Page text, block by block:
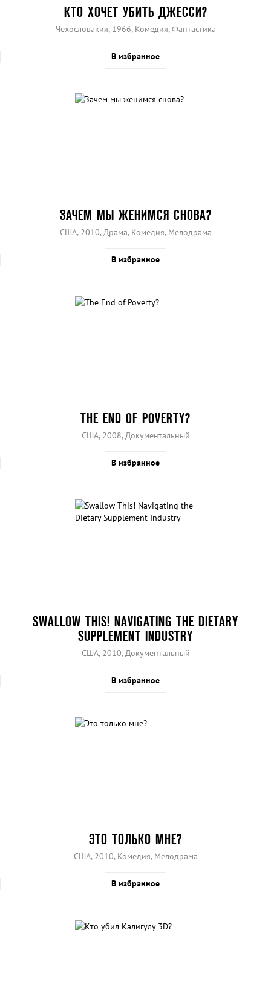
КТО ХОЧЕТ УБИТЬ ДЖЕССИ?
Чехословакия, 1966, Комедия, Фантастика
В избранное
ЗАЧЕМ МЫ ЖЕНИМСЯ СНОВА?
США, 2010, Драма, Комедия, Мелодрама
В избранное
THE END OF POVERTY?
США, 2008, Документальный
В избранное
SWALLOW THIS! NAVIGATING THE DIETARY
SUPPLEMENT INDUSTRY
США, 2010, Документальный
В избранное
ЭТО ТОЛЬКО МНЕ?
США, 2010, Комедия, Мелодрама
В избранное